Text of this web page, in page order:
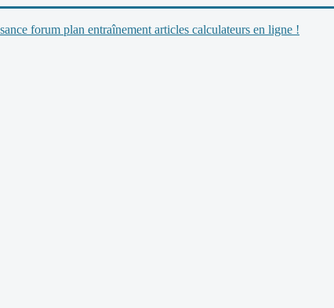
forum plan entraînement articles calculateurs en ligne !